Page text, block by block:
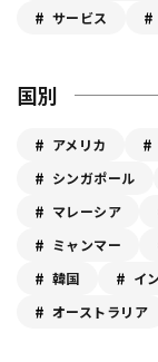
サービス
国別
アメリカ
シンガポール
マレーシア
ミャンマー
韓国
イ
オーストラリア